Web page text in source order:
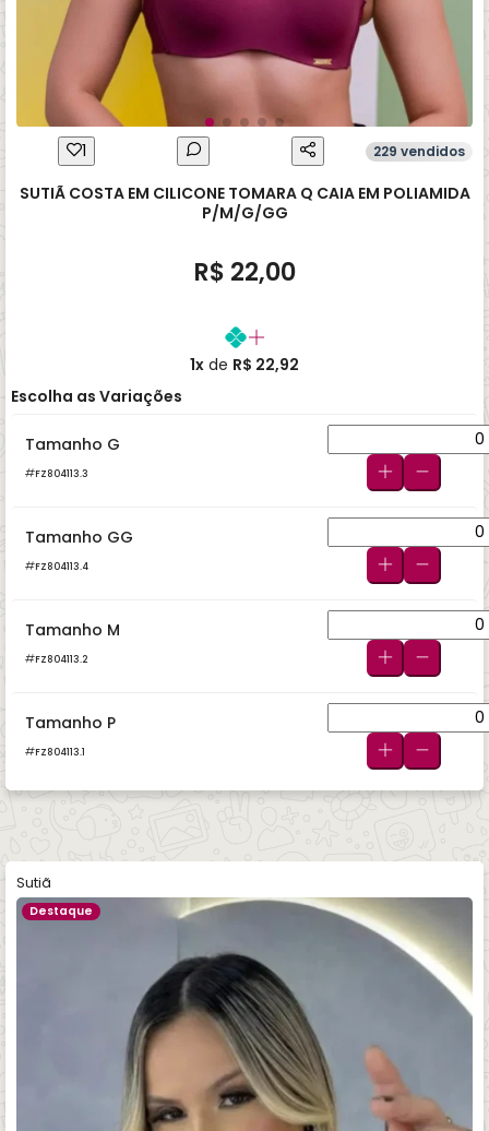
1 229 vendidos
SUTIÃ COSTA EM CILICONE TOMARA Q CAIA EM POLIAMIDA
P/M/G/GG
R$ 22,00
1x de R$ 22,92
Escolha as Variações
Tamanho G
FZ804113.3
Tamanho GG
FZ804113.4
Tamanho M
FZ804113.2
Tamanho P
FZ804113.1
Sutiã
Destaque